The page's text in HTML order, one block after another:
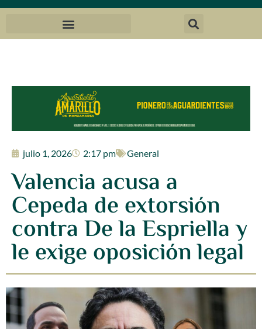
julio 1, 2026 2:17 pm General
Valencia acusa a
Cepeda de extorsión
contra De la Espriella y
le exige oposición legal